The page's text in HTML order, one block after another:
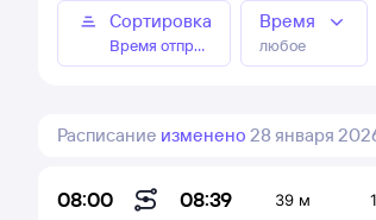
Сортировка
Время отправления
Время
любое
Расписание изменено 28 января
08:00 08:39 39 м